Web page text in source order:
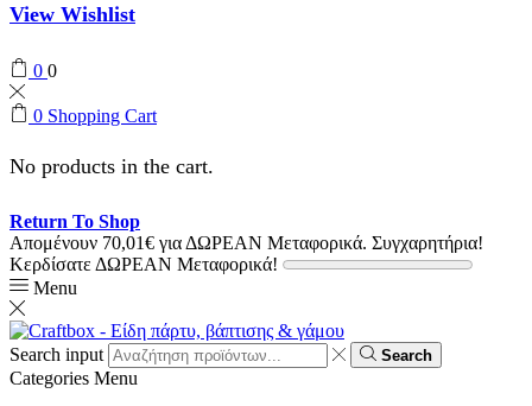
View Wishlist
0 0
0 Shopping Cart
No products in the cart.
Return To Shop
Απομένουν 70,01€ για ΔΩΡΕΑΝ Μεταφορικά. Συγχαρητήρια!
Κερδίσατε ΔΩΡΕΑΝ Μεταφορικά!
Menu
Search input Search
Categories Menu